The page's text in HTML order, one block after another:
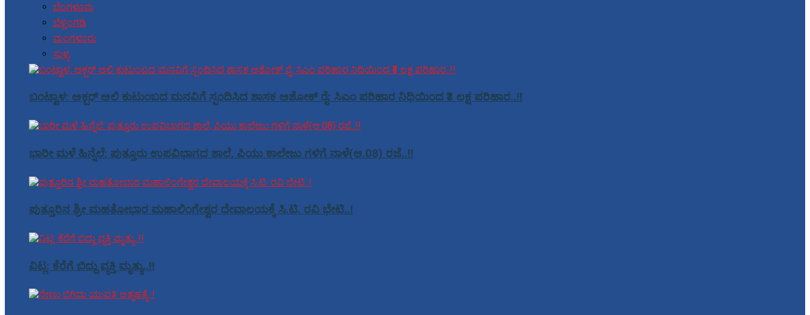
ಬೆಂಗಳೂರು
ಬೆಳ್ತಂಗಡಿ
ಮಂಗಳೂರು
ಸುಳ್ಯ
ಬಂಟ್ವಾಳ: ಅಕ್ಬರ್ ಅಲಿ ಕುಟುಂಬದ ಮನವಿಗೆ ಸ್ಪಂದಿಸಿದ ಶಾಸಕ ಅಶೋಕ್ ರೈ: ಸಿಎಂ ಪರಿಹಾರ ನಿಧಿಯಿಂದ ₹3 ಲಕ್ಷ ಪರಿಹಾರ..!!
ಭಾರೀ ಮಳೆ ಹಿನ್ನೆಲೆ: ಪುತ್ತೂರು ಉಪವಿಭಾಗದ ಶಾಲೆ, ಪಿಯು ಕಾಲೇಜು ಗಳಿಗೆ ನಾಳೆ(ಆ.08) ರಜೆ..!!
ಪುತ್ತೂರಿನ ಶ್ರೀ ಮಹತೋಭಾರ ಮಹಾಲಿಂಗೇಶ್ವರ ದೇವಾಲಯಕ್ಕೆ ಸಿ.ಟಿ. ರವಿ ಭೇಟಿ..!
ವಿಟ್ಲ: ಕೆರೆಗೆ ಬಿದ್ದು ವ್ಯಕ್ತಿ ಮೃತ್ಯು..!!